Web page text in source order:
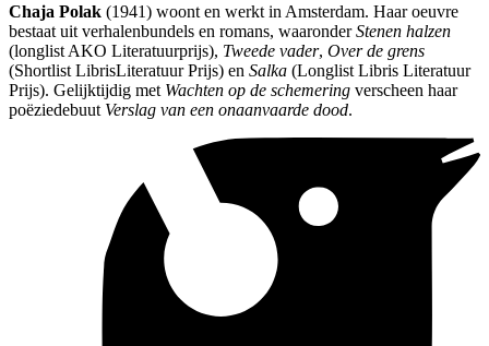
Chaja Polak (1941) woont en werkt in Amsterdam. Haar oeuvre
bestaat uit verhalenbundels en romans, waaronderStenen halzen
(longlist AKO Literatuurprijs), Tweede vader, Over de grens
(Shortlist LibrisLiteratuur Prijs) en Salka (Longlist Libris Literatuur
Prijs). Gelijktijdig met Wachten op de schemering verscheen haar
poëziedebuut Verslag van een onaanvaarde dood.